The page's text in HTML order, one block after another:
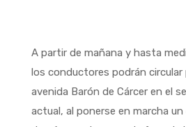
A partir de mañana y hasta
los conductores podrán circular
avenida Barón de Cárcer en el
actual, al ponerse en marcha